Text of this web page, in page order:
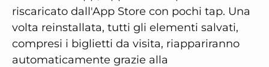
riscaricato dall'App Store con pochi tap. Una
volta reinstallata, tutti gli elementi salvati,
compresi i biglietti da visita, riappariranno
automaticamente grazie alla